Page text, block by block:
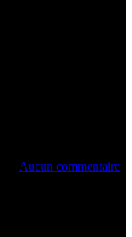
Aucun commentaire